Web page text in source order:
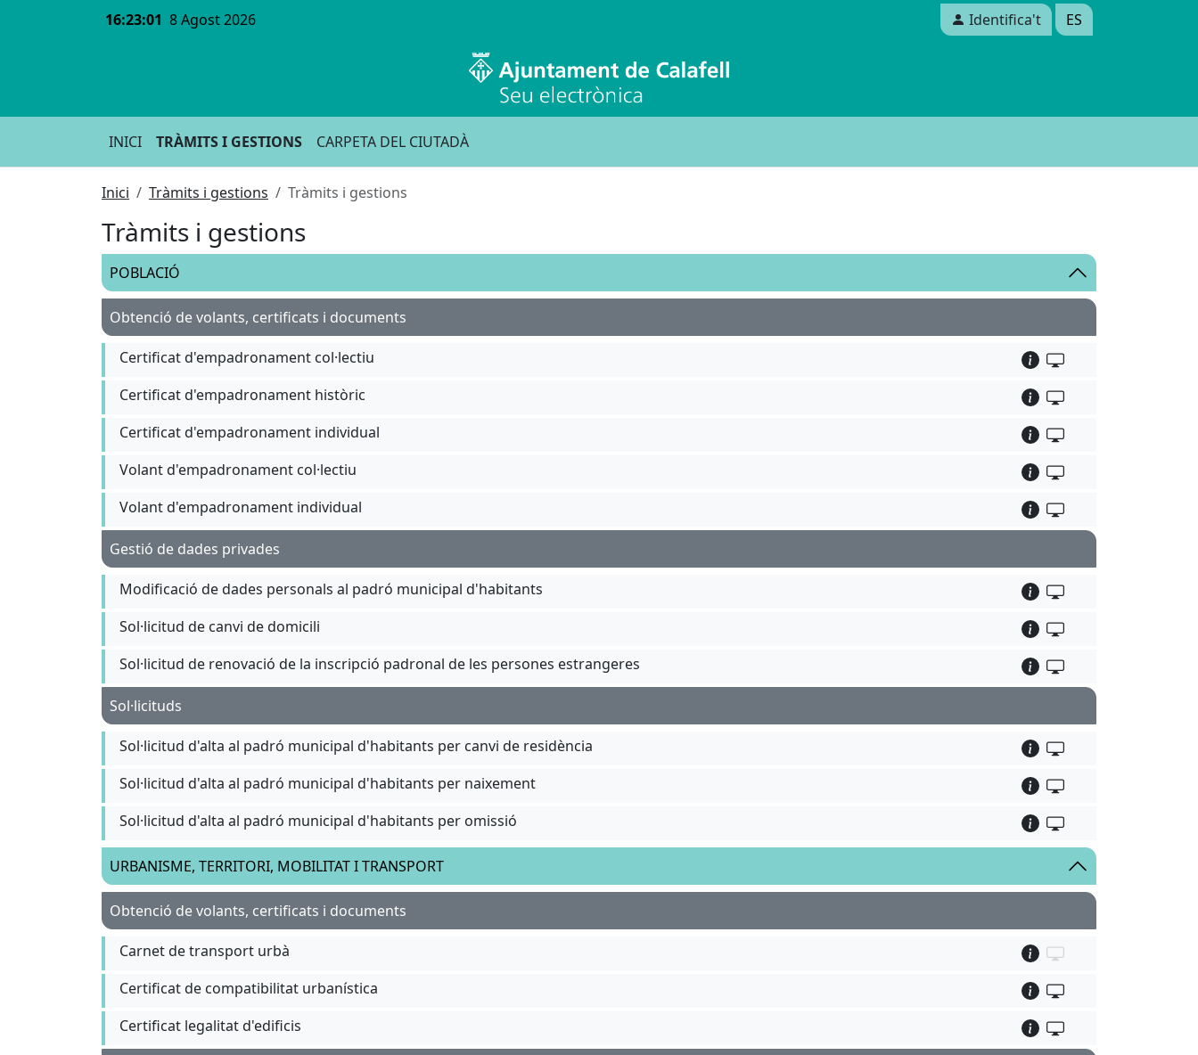
16:23:01 8 Agost 2026 Identifica't ES
INICI TRÀMITS I GESTIONS CARPETA DEL CIUTADÀ
Inici Tràmits i gestions Tràmits i gestions
Tràmits i gestions
POBLACIÓ
Obtenció de volants, certificats i documents
Certificat d'empadronament col·lectiu
Certificat d'empadronament històric
Certificat d'empadronament individual
Volant d'empadronament col·lectiu
Volant d'empadronament individual
Gestió de dades privades
Modificació de dades personals al padró municipal d'habitants
Sol·licitud de canvi de domicili
Sol·licitud de renovació de la inscripció padronal de les persones estrangeres
Sol·licituds
Sol·licitud d'alta al padró municipal d'habitants per canvi de residència
Sol·licitud d'alta al padró municipal d'habitants per naixement
Sol·licitud d'alta al padró municipal d'habitants per omissió
URBANISME, TERRITORI, MOBILITAT I TRANSPORT
Obtenció de volants, certificats i documents
Carnet de transport urbà
Certificat de compatibilitat urbanística
Certificat legalitat d'edificis